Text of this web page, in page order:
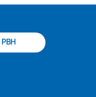
PBH